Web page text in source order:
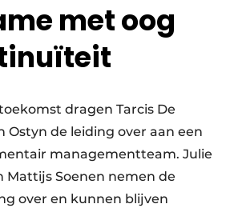
met oog
dragen Tarcis De
Ostyn de leiding over aan een
managementteam. Julie
Mattijs Soenen nemen de
over en kunnen blijven